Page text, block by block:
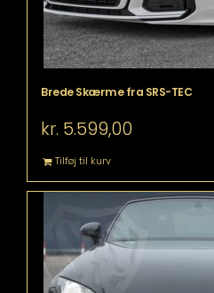
Brede Skærme fra SRS-TEC
kr. 5.599,00
Tilføj til kurv